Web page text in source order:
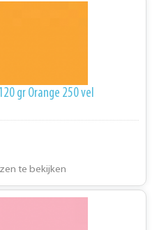
gr Orange 250 vel
te bekijken